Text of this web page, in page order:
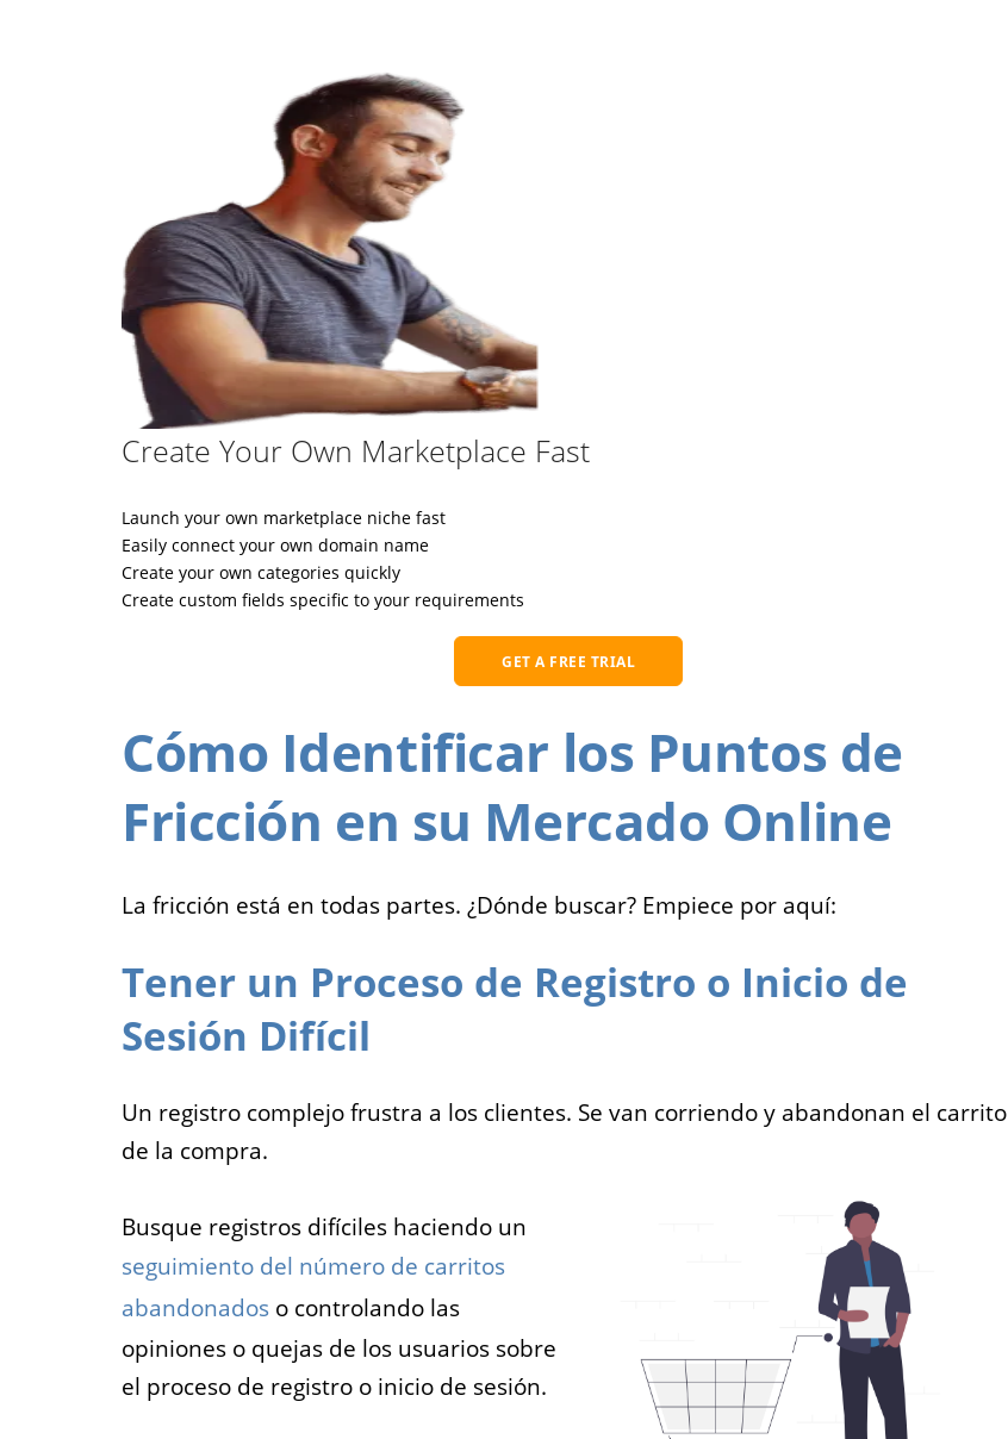
Create Your Own Marketplace Fast
Launch your own marketplace niche fast
Easily connect your own domain name
Create your own categories quickly
Create custom fields specific to your requirements
GET A FREE TRIAL
Cómo Identificar los Puntos de
Fricción en su Mercado Online
La fricción está en todas partes. ¿Dónde buscar? Empiece por aquí:
Tener un Proceso de Registro o Inicio de
Sesión Difícil
Un registro complejo frustra a los clientes. Se van corriendo y abandonan el carrito
de la compra.
Busque registros difíciles haciendo un
seguimiento del número de carritos
abandonados o controlando las
opiniones o quejas de los usuarios sobre
el proceso de registro o inicio de sesión.